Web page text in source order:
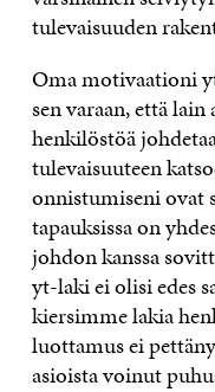
tulevaisuuden
Oma motivaationi
sen varaan, että
henkilöstöä
tulevaisuuteen
onnistumiseni ovat
tapauksissa on
johdon kanssa
yt-laki ei olisi edes
kiersimme lakia
luottamus ei
asioista voinut